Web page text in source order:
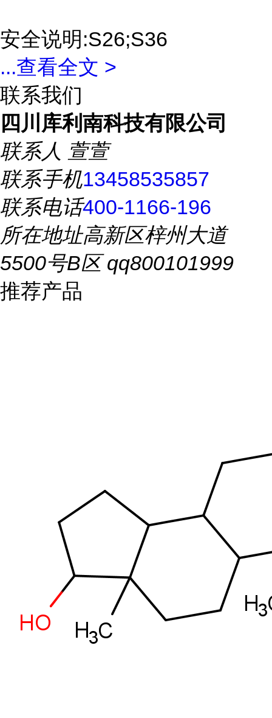
安全说明:S26;S36
...查看全文 >
联系我们
四川库利南科技有限公司
联系人 萱萱
联系手机13458535857
联系电话400-1166-196
所在地址高新区梓州大道
5500号B区 qq800101999
推荐产品